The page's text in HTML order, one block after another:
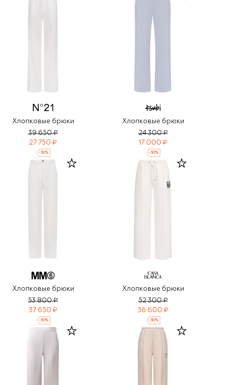
Хлопковые брюки
39 650 ₽
27 750 ₽
-30%
Хлопковые брюки
24 300 ₽
17 000 ₽
-30%
Хлопковые брюки
53 800 ₽
37 650 ₽
-30%
Хлопковые брюки
52 300 ₽
36 600 ₽
-30%